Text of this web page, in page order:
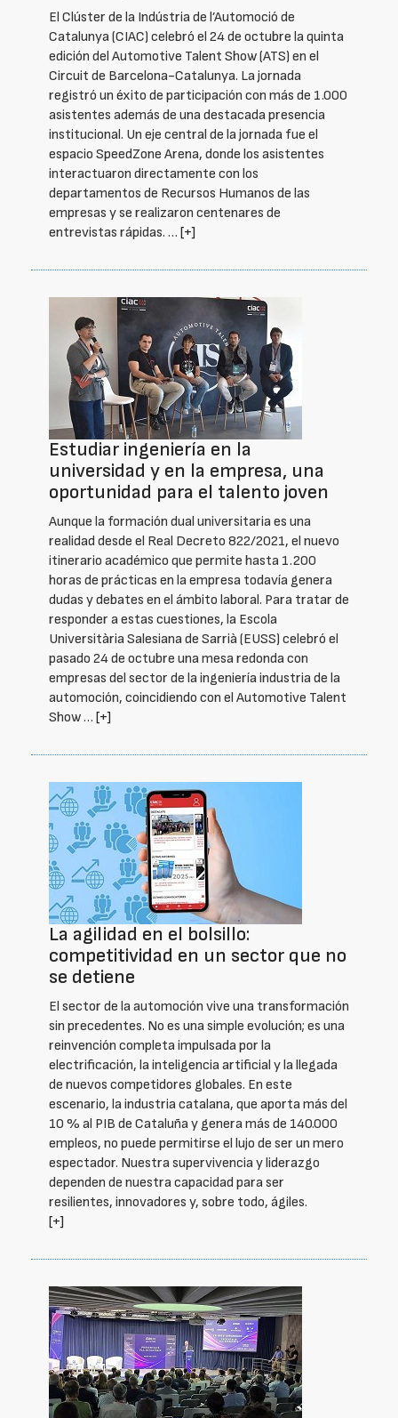
El Clúster de la Indústria de l’Automoció de
Catalunya (CIAC) celebró el 24 de octubre la quinta
edición del Automotive Talent Show (ATS) en el
Circuit de Barcelona-Catalunya. La jornada
registró un éxito de participación con más de 1.000
asistentes además de una destacada presencia
institucional. Un eje central de la jornada fue el
espacio SpeedZone Arena, donde los asistentes
interactuaron directamente con los
departamentos de Recursos Humanos de las
empresas y se realizaron centenares de
entrevistas rápidas. … [+]
Estudiar ingeniería en la
universidad y en la empresa, una
oportunidad para el talento joven
Aunque la formación dual universitaria es una
realidad desde el Real Decreto 822/2021, el nuevo
itinerario académico que permite hasta 1.200
horas de prácticas en la empresa todavía genera
dudas y debates en el ámbito laboral. Para tratar de
responder a estas cuestiones, la Escola
Universitària Salesiana de Sarrià (EUSS) celebró el
pasado 24 de octubre una mesa redonda con
empresas del sector de la ingeniería industria de la
automoción, coincidiendo con el Automotive Talent
Show … [+]
La agilidad en el bolsillo:
competitividad en un sector que no
se detiene
El sector de la automoción vive una transformación
sin precedentes. No es una simple evolución; es una
reinvención completa impulsada por la
electrificación, la inteligencia artificial y la llegada
de nuevos competidores globales. En este
escenario, la industria catalana, que aporta más del
10 % al PIB de Cataluña y genera más de 140.000
empleos, no puede permitirse el lujo de ser un mero
espectador. Nuestra supervivencia y liderazgo
dependen de nuestra capacidad para ser
resilientes, innovadores y, sobre todo, ágiles.
[+]